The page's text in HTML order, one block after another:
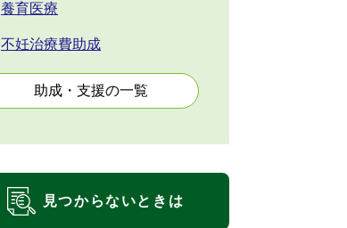
養育医療
不妊治療費助成
助成・支援の一覧
見つからないときは